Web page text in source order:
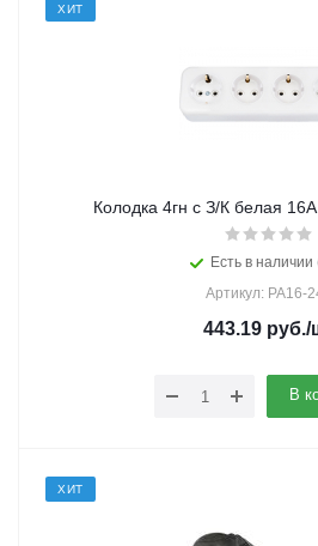
ХИТ
Колодка 4гн с З/К белая
Есть в наличии
Артикул: РА16-
443.19руб./
В
ХИТ